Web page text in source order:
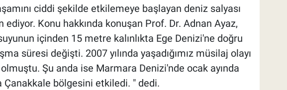
ciddi şekilde etkilemeye başlayan deniz salyası
ediyor. Konu hakkında konuşan Prof. Dr. Adnan Ayaz,
içinden 15 metre kalınlıkta Ege Denizi'ne doğru
süresi değişti. 2007 yılında yaşadığımız müsilaj olayı
olmuştu. Şu anda ise Marmara Denizi'nde ocak ayında
Çanakkale bölgesini etkiledi. " dedi.